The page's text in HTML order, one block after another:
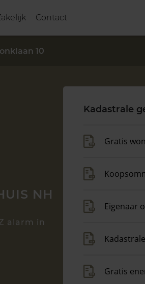
Contact
10
NH
alarm in
Kadastrale
Gratis
Eigenaar
Gratis